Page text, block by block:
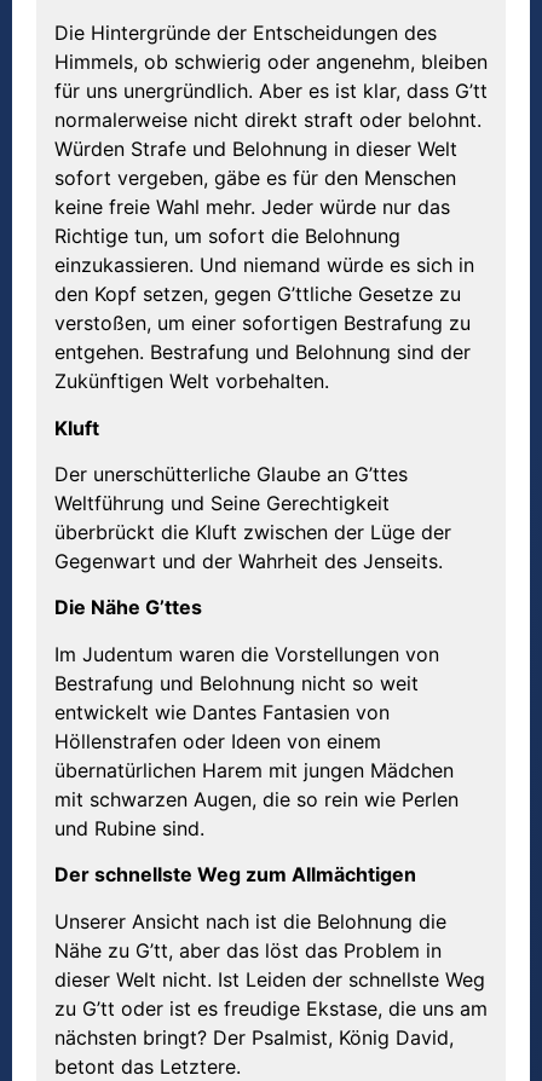
Die Hintergründe der Entscheidungen des
Himmels, ob schwierig oder angenehm, bleiben
für uns unergründlich. Aber es ist klar, dass G’tt
normalerweise nicht direkt straft oder belohnt.
Würden Strafe und Belohnung in dieser Welt
sofort vergeben, gäbe es für den Menschen
keine freie Wahl mehr. Jeder würde nur das
Richtige tun, um sofort die Belohnung
einzukassieren. Und niemand würde es sich in
den Kopf setzen, gegen G’ttliche Gesetze zu
verstoßen, um einer sofortigen Bestrafung zu
entgehen. Bestrafung und Belohnung sind der
Zukünftigen Welt vorbehalten.
Kluft
Der unerschütterliche Glaube an G’ttes
Weltführung und Seine Gerechtigkeit
überbrückt die Kluft zwischen der Lüge der
Gegenwart und der Wahrheit des Jenseits.
Die Nähe G’ttes
Im Judentum waren die Vorstellungen von
Bestrafung und Belohnung nicht so weit
entwickelt wie Dantes Fantasien von
Höllenstrafen oder Ideen von einem
übernatürlichen Harem mit jungen Mädchen
mit schwarzen Augen, die so rein wie Perlen
und Rubine sind.
Der schnellste Weg zum Allmächtigen
Unserer Ansicht nach ist die Belohnung die
Nähe zu G’tt, aber das löst das Problem in
dieser Welt nicht. Ist Leiden der schnellste Weg
zu G’tt oder ist es freudige Ekstase, die uns am
nächsten bringt? Der Psalmist, König David,
betont das Letztere.